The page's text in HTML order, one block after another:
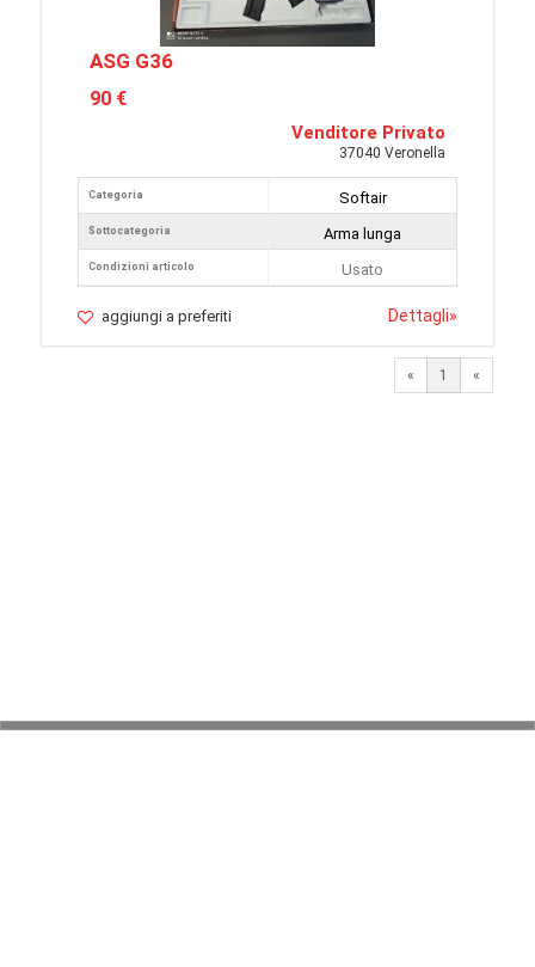
ASG G36
90 €
Venditore Privato
37040 Veronella
Categoria
Sottocategoria
Condizioni articolo
Softair
Arma lunga
Usato
aggiungi a preferiti Dettagli»
« 1 «